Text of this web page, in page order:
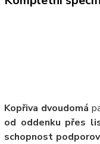
Kopřiva dvoudomá
od oddenku přes
schopnost